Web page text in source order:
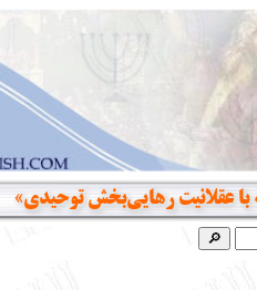
با عقلانیت رهایی‌بخش توحیدی»